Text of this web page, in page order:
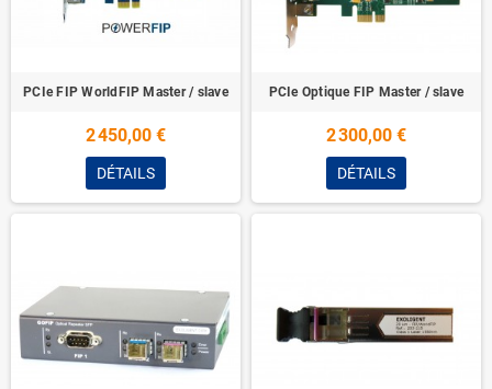
PCIe FIP WorldFIP Master / slave
2 450,00 €
DÉTAILS
PCIe Optique FIP Master / slave
2 300,00 €
DÉTAILS